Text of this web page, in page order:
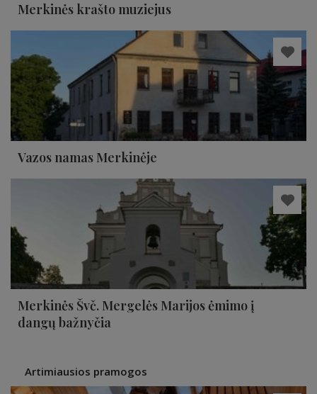
Merkinės krašto muziejus
Vazos namas Merkinėje
Merkinės Švč. Mergelės Marijos ėmimo į
dangų bažnyčia
Artimiausios pramogos